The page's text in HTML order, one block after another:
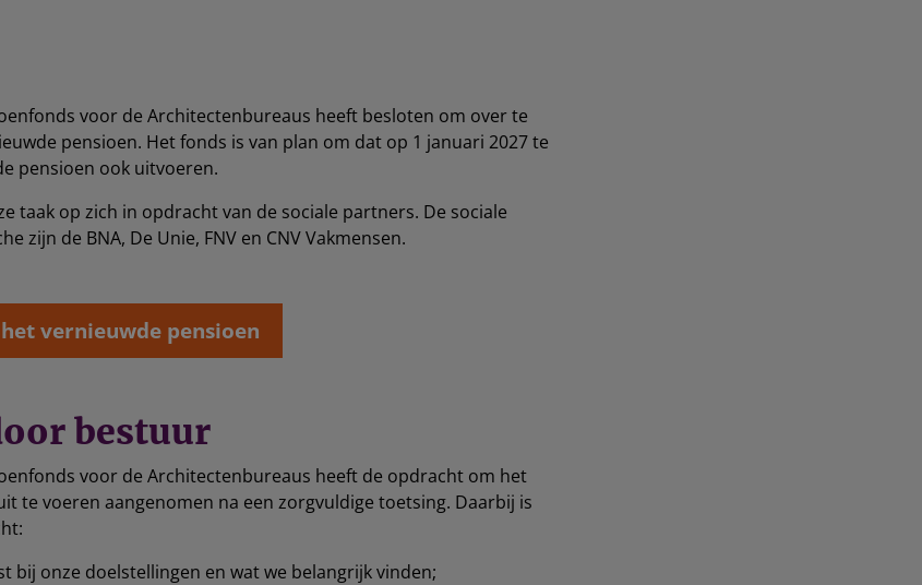
voor de Architectenbureaus heeft besloten om over te
pensioen. Het fonds is van plan om dat op 1 januari 2027 te
pensioen ook uitvoeren.
taak op zich in opdracht van de sociale partners. De sociale
zijn de BNA, De Unie, FNV en CNV Vakmensen.
vernieuwde pensioen
bestuur
voor de Architectenbureaus heeft de opdracht om het
te voeren aangenomen na een zorgvuldige toetsing. Daarbij is
bij onze doelstellingen en wat we belangrijk vinden;